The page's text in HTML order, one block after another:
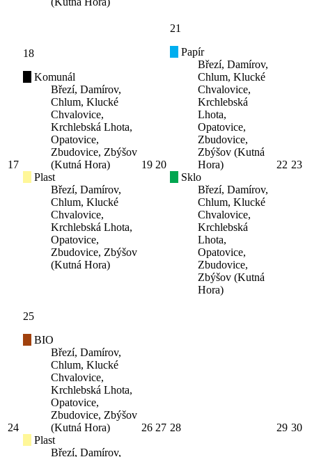
17
18
Komunál
Březí, Damírov,
Chlum, Klucké
Chvalovice,
Krchlebská Lhota,
Opatovice,
Zbudovice, Zbýšov
(Kutná Hora)
Plast
Březí, Damírov,
Chlum, Klucké
Chvalovice,
Krchlebská Lhota,
Opatovice,
Zbudovice, Zbýšov
(Kutná Hora)
19 20
21
Papír
Březí, Damírov,
Chlum, Klucké
Chvalovice,
Krchlebská
Lhota,
Opatovice,
Zbudovice,
Zbýšov (Kutná
Hora)
Sklo
Březí, Damírov,
Chlum, Klucké
Chvalovice,
Krchlebská
Lhota,
Opatovice,
Zbudovice,
Zbýšov (Kutná
Hora)
22 23
24
25
BIO
Březí, Damírov,
Chlum, Klucké
Chvalovice,
Krchlebská Lhota,
Opatovice,
Zbudovice, Zbýšov
(Kutná Hora)
Plast
Březí, Damírov,
26 27 28 29 30